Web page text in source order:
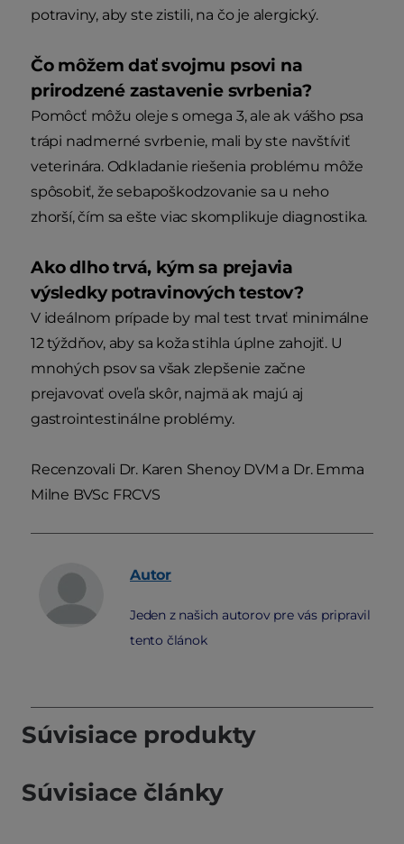
potraviny, aby ste zistili, na čo je alergický.
Čo môžem dať svojmu psovi na
prirodzené zastavenie svrbenia?
Pomôcť môžu oleje s omega 3, ale ak vášho psa
trápi nadmerné svrbenie, mali by ste navštíviť
veterinára. Odkladanie riešenia problému môže
spôsobiť, že sebapoškodzovanie sa u neho
zhorší, čím sa ešte viac skomplikuje diagnostika.
Ako dlho trvá, kým sa prejavia
výsledky potravinových testov?
V ideálnom prípade by mal test trvať minimálne
12 týždňov, aby sa koža stihla úplne zahojiť. U
mnohých psov sa však zlepšenie začne
prejavovať oveľa skôr, najmä ak majú aj
gastrointestinálne problémy.
Recenzovali Dr. Karen Shenoy DVM a Dr. Emma
Milne BVSc FRCVS
Autor
Jeden z našich autorov pre vás pripravil
tento článok
Súvisiace produkty
Súvisiace články